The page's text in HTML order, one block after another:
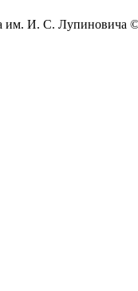
им. И. С. Лупиновича